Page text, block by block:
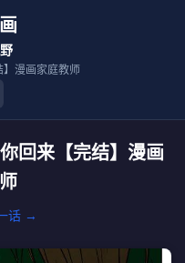
漫画家庭教师
回来【完结】漫画
话 →